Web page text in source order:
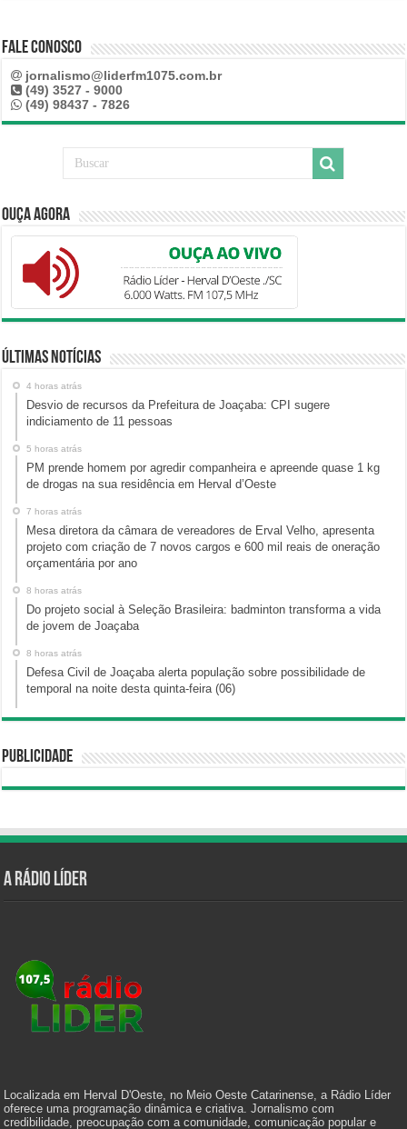
Fale Conosco
jornalismo@liderfm1075.com.br
(49) 3527 - 9000
(49) 98437 - 7826
Ouça Agora
Últimas Notícias
4 horas atrás
Desvio de recursos da Prefeitura de Joaçaba: CPI sugere
indiciamento de 11 pessoas
5 horas atrás
PM prende homem por agredir companheira e apreende quase 1 kg
de drogas na sua residência em Herval d’Oeste
7 horas atrás
Mesa diretora da câmara de vereadores de Erval Velho, apresenta
projeto com criação de 7 novos cargos e 600 mil reais de oneração
orçamentária por ano
8 horas atrás
Do projeto social à Seleção Brasileira: badminton transforma a vida
de jovem de Joaçaba
8 horas atrás
Defesa Civil de Joaçaba alerta população sobre possibilidade de
temporal na noite desta quinta-feira (06)
Publicidade
A Rádio Líder
Localizada em Herval D'Oeste, no Meio Oeste Catarinense, a Rádio Líder
oferece uma programação dinâmica e criativa. Jornalismo com
credibilidade, preocupação com a comunidade, comunicação popular e